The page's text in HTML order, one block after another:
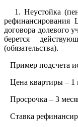
1. Неустойка
рефинансирования
договора долевого
берется
(обязательства).
Пример подсчета
Цена квартиры – 1
Просрочка – 3
Ставка